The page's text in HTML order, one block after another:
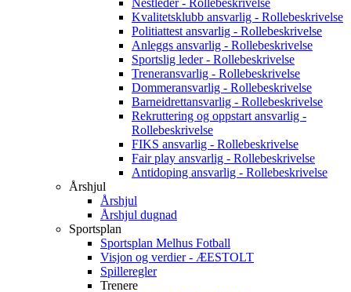
Nestleder - Rollebeskrivelse
Kvalitetsklubb ansvarlig - Rollebeskrivelse
Politiattest ansvarlig - Rollebeskrivelse
Anleggs ansvarlig - Rollebeskrivelse
Sportslig leder - Rollebeskrivelse
Treneransvarlig - Rollebeskrivelse
Dommeransvarlig - Rollebeskrivelse
Barneidrettansvarlig - Rollebeskrivelse
Rekruttering og oppstart ansvarlig -
Rollebeskrivelse
FIKS ansvarlig - Rollebeskrivelse
Fair play ansvarlig - Rollebeskrivelse
Antidoping ansvarlig - Rollebeskrivelse
Årshjul
Årshjul
Årshjul dugnad
Sportsplan
Sportsplan Melhus Fotball
Visjon og verdier - ÆESTOLT
Spilleregler
Trenere